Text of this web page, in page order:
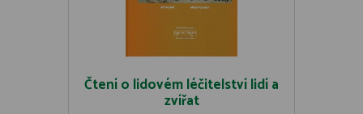
Čtení o lidovém léčitelství lidí a
zvířat